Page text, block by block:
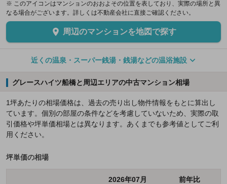
※ このアイコンはマンションのおおよその位置を表しており、実際の場所と異
なる場合がございます。詳しくは不動産会社に直接ご確認ください。
周辺のマンションを地図で探す
近くの温泉・スーパー銭湯・銭湯などの温浴施設
グレースハイツ船橋と周辺エリアの中古マンション相場
1坪あたりの相場価格は、過去の売り出し物件情報をもとに算出し
ています。個別の部屋の条件などを考慮していないため、実際の取
引価格や坪単価相場とは異なります。あくまでも参考値としてご利
用ください。
坪単価の相場
2026年07月 前年比